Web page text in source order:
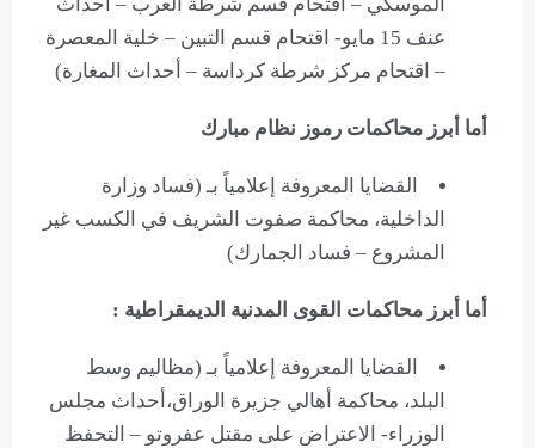
الموسكي – اقتحام قسم شرطة العرب – أحداث
عنف 15 مايو- اقتحام قسم التبين – خلية المعصرة
– اقتحام مركز شرطة كرداسة – أحداث المغارة)
أما أبرز محاكمات رموز نظام مبارك
القضايا المعروفة إعلامياً بـ (فساد وزارة
الداخلية، محاكمة صفوت الشريف في الكسب غير
المشروع – فساد الجمارك)
أما أبرز محاكمات القوى المدنية الديمقراطية :
القضايا المعروفة إعلامياً بـ (مظاليم وسط
البلد، محاكمة أهالي جزيرة الوراق،أحداث مجلس
الوزراء- الاعتراض على مقتل عفروتو – التحفظ